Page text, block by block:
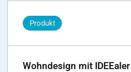
Produkt
Wohndesign mit